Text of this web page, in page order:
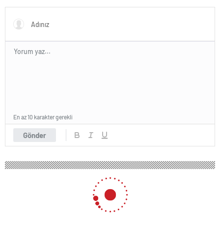
Gönder
En az 10 karakter gerekli